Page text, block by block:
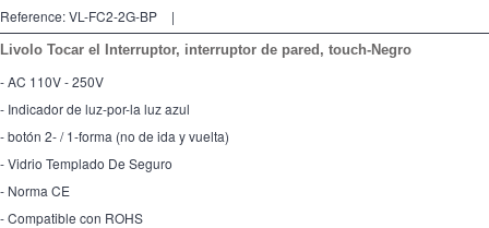
accesorios
Pièces
Reference:VL-FC2-2G-BP |
Livolo Tocar el Interruptor, interruptor de pared, touch-Negro
- AC 110V - 250V
- Indicador de luz-por-la luz azul
- botón 2- / 1-forma (no de ida y vuelta)
- Vidrio Templado De Seguro
- Norma CE
- Compatible con ROHS